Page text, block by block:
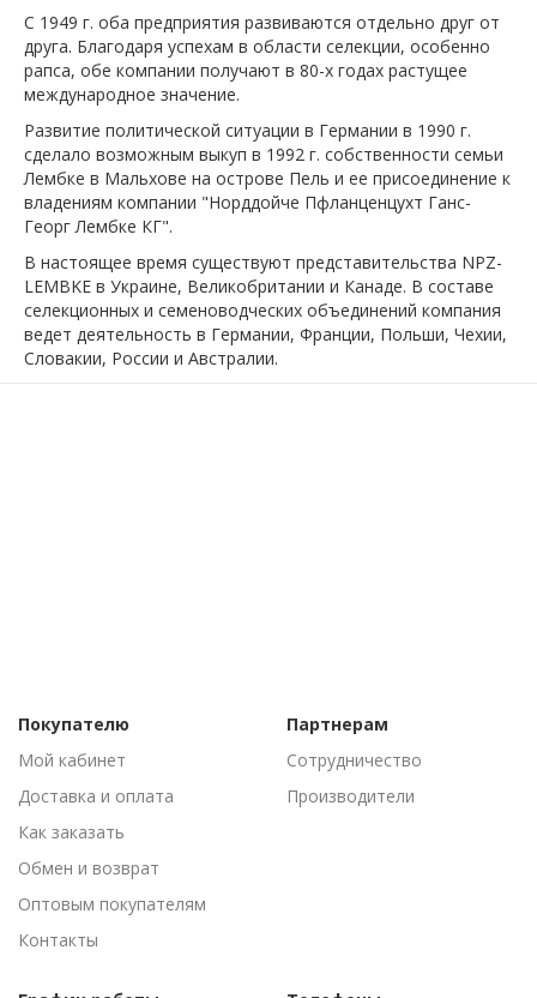
С 1949 г. оба предприятия развиваются отдельно друг от
друга. Благодаря успехам в области селекции, особенно
рапса, обе компании получают в 80-х годах растущее
международное значение.
Развитие политической ситуации в Германии в 1990 г.
сделало возможным выкуп в 1992 г. собственности семьи
Лембке в Мальхове на острове Пель и ее присоединение к
владениям компании "Норддойче Пфланценцухт Ганс-
Георг Лембке КГ".
В настоящее время существуют представительства NPZ-
LEMBKE в Украине, Великобритании и Канаде. В составе
селекционных и семеноводческих объединений компания
ведет деятельность в Германии, Франции, Польши, Чехии,
Словакии, России и Австралии.
Покупателю
Мой кабинет
Доставка и оплата
Как заказать
Обмен и возврат
Оптовым покупателям
Контакты
Партнерам
Сотрудничество
Производители